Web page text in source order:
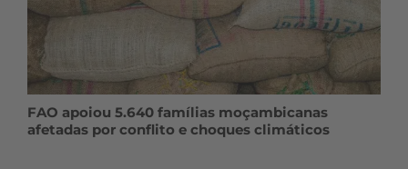
FAO apoiou 5.640 famílias moçambicanas
afetadas por conflito e choques climáticos